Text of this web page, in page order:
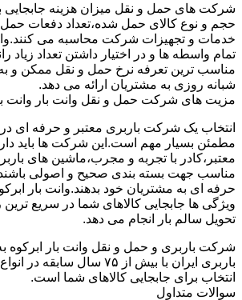
شرکت های حمل و نقل میزان هزینه جابجایی
حجم و نوع کالای حمل شده،تعداد دفعات حمل
خدمات و تجهیزات شرکت محاسبه می
تمام واسطه ها و در اختیار داشتن تعداد زیاد
شبانه روزی به مشتریان ارائه می دهد.
مزیت های شرکت حمل و نقل وانت بار وانت
انتخاب یک شرکت باربری معتبر و حرفه ای
مطمئن بسیار مهم است.این شرکت ها باید
معتبر،کادر با تجربه و مجرب،ماشین های
مناسب جهت بسته بندی صحیح و اصولی باشند
حرفه ای به مشتریان خود بدهند.وانت بار
ویژگی ها جابجایی کالاهای شما در سریع
تحویل سالم بار انجام می دهد.
شرکت باربری و حمل و نقل وانت بار ابرکوه
باربری ایران با بیش از ۷۵ سال
انتخاب برای جابجایی کالاهای شما است.
سوالات متداول